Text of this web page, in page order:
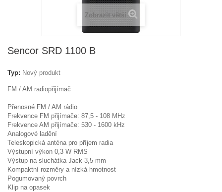
Zobrazit větší
Sencor SRD 1100 B
Typ: Nový produkt
FM / AM radiopřijímač
Přenosné FM / AM rádio
Frekvence FM přijímače: 87,5 - 108 MHz
Frekvence AM přijímače: 530 - 1600 kHz
Analogové ladění
Teleskopická anténa pro příjem radia
Výstupní výkon 0,3 W RMS
Výstup na sluchátka Jack 3,5 mm
Kompaktní rozměry a nízká hmotnost
Pogumovaný povrch
Klip na opasek